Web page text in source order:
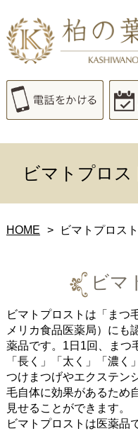
ビマトプロス
HOME ビマトプロスト
ビマ
ビマトプロストは「まつ
メリカ食品医薬局）にも
薬品です。1日1回、まつ
「長く」「太く」「濃く
つけまつげやエクステン
毛自体に効果があるため
見せることができます。
ビマトプロストは医薬品